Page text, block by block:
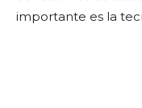
importante es la